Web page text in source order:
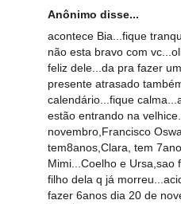
Anônimo disse...
acontece Bia...fique
não esta bravo com
feliz dele...da pra fazer
presente atrasado
calendário...fique
estão entrando na
novembro,Francisco
tem8anos,Clara, tem
Mimi...Coelho e Ursa,sao
filho dela q já
fazer 6anos dia 20 de